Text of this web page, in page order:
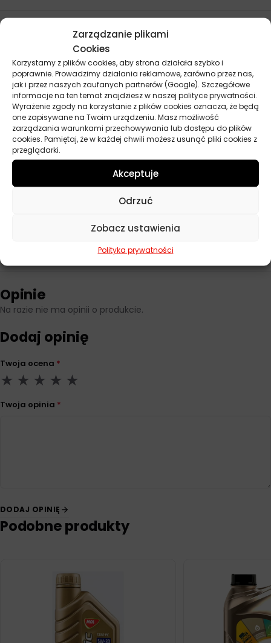
Zarządzanie plikami
Cookies
Korzystamy z plików cookies, aby strona działała szybko i
poprawnie. Prowadzimy działania reklamowe, zarówno przez nas,
jak i przez naszych zaufanych partnerów (Google). Szczegółowe
informacje na ten temat znajdziesz w naszej polityce prywatności.
Wyrażenie zgody na korzystanie z plików cookies oznacza, że będą
one zapisywane na Twoim urządzeniu. Masz możliwość
zarządzania warunkami przechowywania lub dostępu do plików
cookies. Pamiętaj, że w każdej chwili możesz usunąć pliki cookies z
przeglądarki.
Akceptuje
Odrzuć
Zobacz ustawienia
Polityka prywatności
Parametry techniczne
Producent Total
Baza Syntetyczny
Lepkość 5W-30
Przeznaczenie Samochody osobowe
API
ACEA C2, C3
Opinie
Na razie nie ma opinii o produkcie.
Dodaj opinię
Twoja ocena *
Twoja opinia *
DODAJ OPINIĘ
Podobne produkty